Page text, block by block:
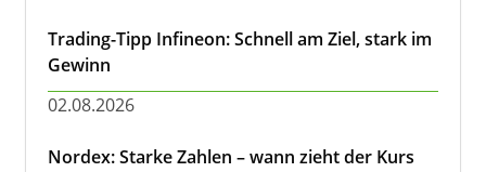
Trading-Tipp Infineon: Schnell am Ziel, stark im
Gewinn
02.08.2026
Nordex: Starke Zahlen – wann zieht der Kurs